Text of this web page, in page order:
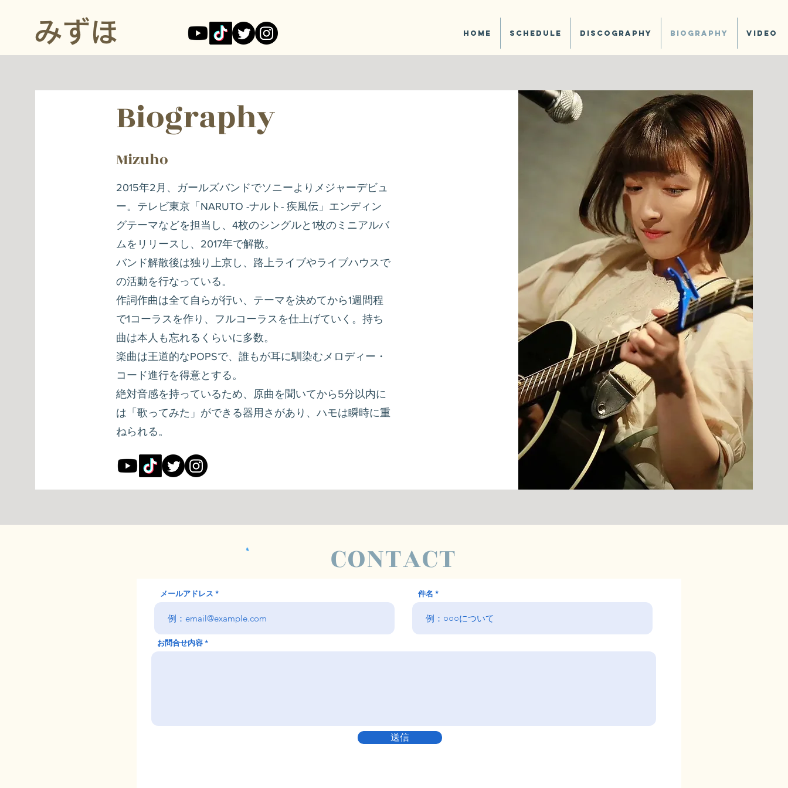
みずほ Home Schedule Discography Biography Video
Biography
Mizuho
2015年2月、ガールズバンドでソニーよりメジャーデビュ
ー。テレビ東京「NARUTO -ナルト- 疾風伝」エンディン
グテーマなどを担当し、4枚のシングルと1枚のミニアルバ
ムをリリースし、2017年で解散。
バンド解散後は独り上京し、路上ライブやライブハウスで
の活動を行なっている。
作詞作曲は全て自らが行い、テーマを決めてから1週間程
で1コーラスを作り、フルコーラスを仕上げていく。持ち
曲は本人も忘れるくらいに多数。
楽曲は王道的なPOPSで、誰もが耳に馴染むメロディー・
コード進行を得意とする。
絶対音感を持っているため、原曲を聞いてから5分以内に
は「歌ってみた」ができる器用さがあり、ハモは瞬時に重
ねられる。
CONTACT
メールアドレス 件名
お問合せ内容
送信